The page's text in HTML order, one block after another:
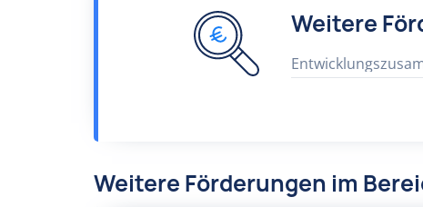
Weitere
Weitere Förderungen im